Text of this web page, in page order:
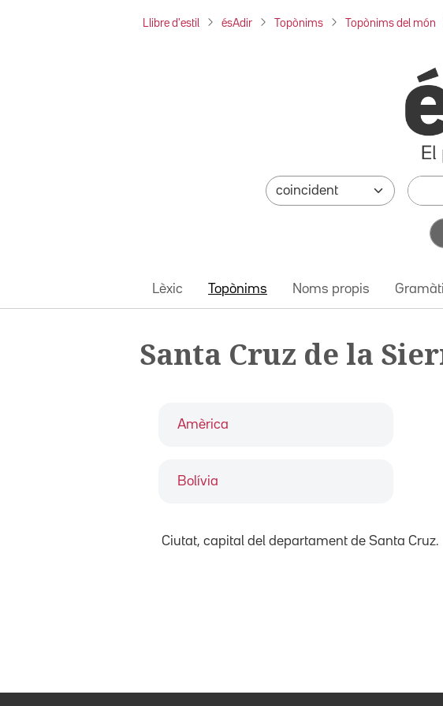
Llibre d'estil ésAdir Topònims Topònims del món
Lèxic Topònims Noms propis
Santa Cruz de la
Amèrica
Bolívia
Ciutat, capital del departament de Santa Cruz.